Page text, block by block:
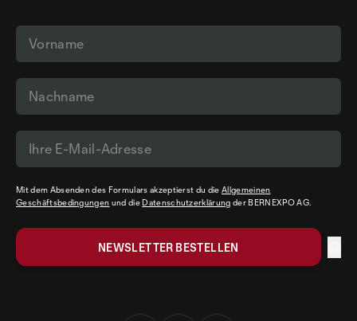
Mit dem Absenden des Formulars akzeptierst du dieAllgemeinen
Geschäftsbedingungen und die Datenschutzerklärung der BERNEXPO AG.